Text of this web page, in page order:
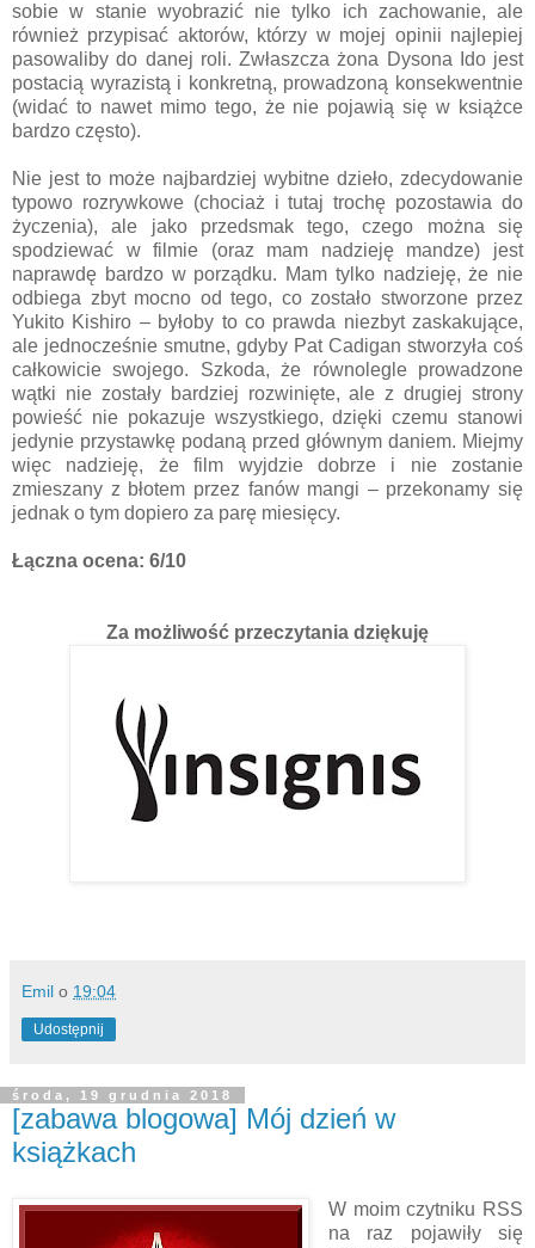
sobie w stanie wyobrazić nie tylko ich zachowanie, ale
również przypisać aktorów, którzy w mojej opinii najlepiej
pasowaliby do danej roli. Zwłaszcza żona Dysona Ido jest
postacią wyrazistą i konkretną, prowadzoną konsekwentnie
(widać to nawet mimo tego, że nie pojawią się w książce
bardzo często).
Nie jest to może najbardziej wybitne dzieło, zdecydowanie
typowo rozrywkowe (chociaż i tutaj trochę pozostawia do
życzenia), ale jako przedsmak tego, czego można się
spodziewać w filmie (oraz mam nadzieję mandze) jest
naprawdę bardzo w porządku. Mam tylko nadzieję, że nie
odbiega zbyt mocno od tego, co zostało stworzone przez
Yukito Kishiro – byłoby to co prawda niezbyt zaskakujące,
ale jednocześnie smutne, gdyby Pat Cadigan stworzyła coś
całkowicie swojego. Szkoda, że równolegle prowadzone
wątki nie zostały bardziej rozwinięte, ale z drugiej strony
powieść nie pokazuje wszystkiego, dzięki czemu stanowi
jedynie przystawkę podaną przed głównym daniem. Miejmy
więc nadzieję, że film wyjdzie dobrze i nie zostanie
zmieszany z błotem przez fanów mangi – przekonamy się
jednak o tym dopiero za parę miesięcy.
Łączna ocena: 6/10
Za możliwość przeczytania dziękuję
Emil o 19:04
Udostępnij
środa, 19 grudnia 2018
[zabawa blogowa] Mój dzień w
książkach
W moim czytniku RSS
na raz pojawiły się